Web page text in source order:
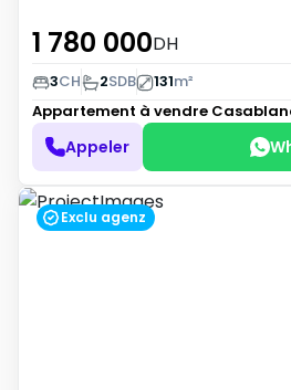
1 780 000DH
3CH 2SDB 131m²
Appartement à vendre
Appeler
Exclu agenz